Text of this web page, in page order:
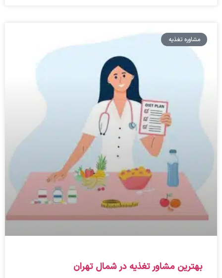
مشاوره تغذیه
بهترین مشاور تغذیه در شمال تهران